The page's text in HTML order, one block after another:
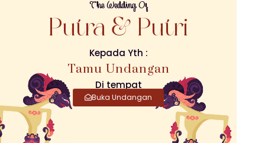
The Wedding Of
Putra & Putri
Kepada Yth :
Tamu Undangan
Di tempat
Buka Undangan